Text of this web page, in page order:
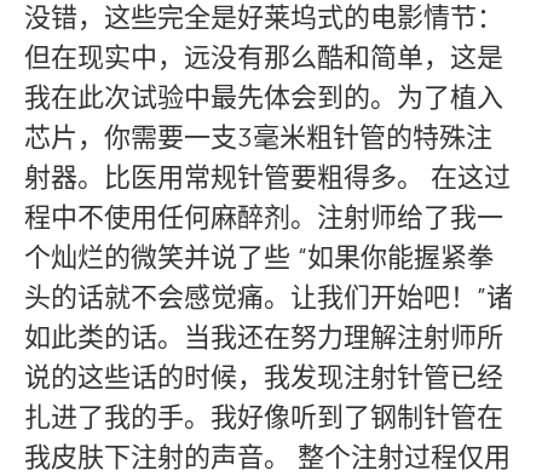
没错，这些完全是好莱坞式的电影情节：
但在现实中，远没有那么酷和简单，这是
我在此次试验中最先体会到的。为了植入
芯片，你需要一支3毫米粗针管的特殊注
射器。比医用常规针管要粗得多。 在这过
程中不使用任何麻醉剂。注射师给了我一
个灿烂的微笑并说了些 “如果你能握紧拳
头的话就不会感觉痛。让我们开始吧！”诸
如此类的话。当我还在努力理解注射师所
说的这些话的时候，我发现注射针管已经
扎进了我的手。我好像听到了钢制针管在
我皮肤下注射的声音。 整个注射过程仅用